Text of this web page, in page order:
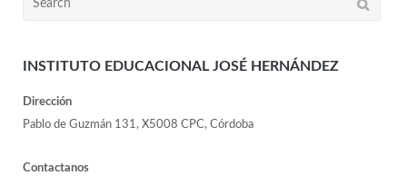
INSTITUTO EDUCACIONAL JOSÉ HERNÁNDEZ
Dirección
Pablo de Guzmán 131, X5008 CPC, Córdoba
Contactanos